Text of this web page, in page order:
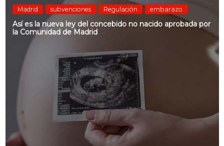
Madrid subvenciones Regulación embarazo
Así es la nueva ley del concebido no nacido aprobada por
la Comunidad de Madrid